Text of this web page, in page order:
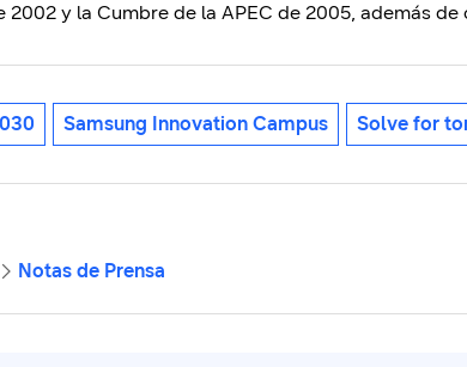
2002 y la Cumbre de la APEC de 2005, además
Samsung Innovation Campus Solve for
Notas de Prensa